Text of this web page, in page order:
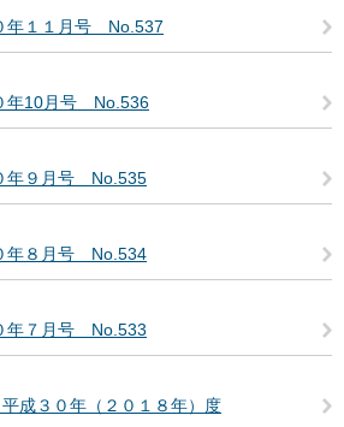
年１１月号 No.537
年10月号 No.536
年９月号 No.535
年８月号 No.534
年７月号 No.533
成３０年（２０１８年）度